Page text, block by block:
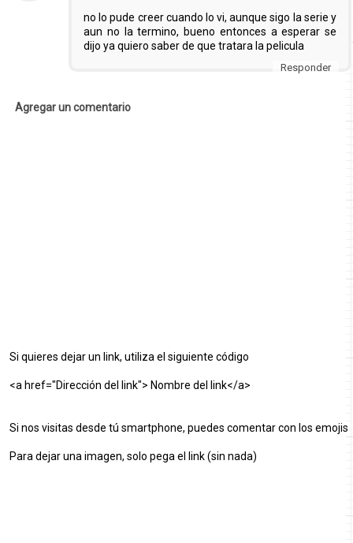
no lo pude creer cuando lo vi, aunque sigo la serie y
aun no la termino, bueno entonces a esperar se
dijo ya quiero saber de que tratara la pelicula
Responder
Agregar un comentario
Si quieres dejar un link, utiliza el siguiente código
<a href="Dirección del link"> Nombre del link</a>
Si nos visitas desde tú smartphone, puedes comentar con los emojis
Para dejar una imagen, solo pega el link (sin nada)